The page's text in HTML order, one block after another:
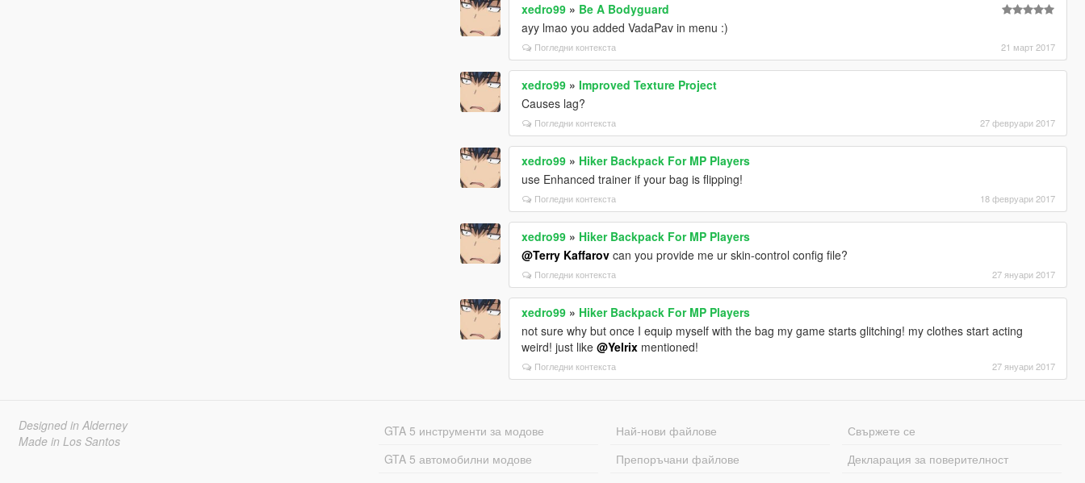
xedro99 » Be A Bodyguard
ayy lmao you added VadaPav in menu :)
Погледни контекста 21 март 2017
xedro99 »Improved Texture Project
Causes lag?
Погледни контекста 27 февруари 2017
xedro99 » Hiker Backpack For MP Players
use Enhanced trainer if your bag is flipping!
Погледни контекста 18 февруари 2017
xedro99 » Hiker Backpack For MP Players
@Terry Kaffarov can you provide me ur skin-control config file?
Погледни контекста 27 януари 2017
xedro99 » Hiker Backpack For MP Players
not sure why but once I equip myself with the bag my game starts glitching! my clothes start acting
weird! just like@Yelrix mentioned!
Погледни контекста 27 януари 2017
Designed in Alderney
Made in Los Santos
GTA 5 инструменти за модове
GTA 5 автомобилни модове
Най-нови файлове
Препоръчани файлове
Свържете се
Декларация за поверителност